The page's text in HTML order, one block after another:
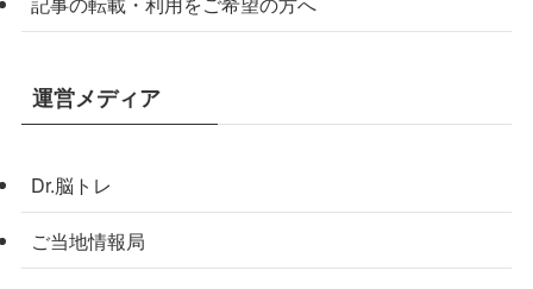
運営メディア
Dr.脳トレ
ご当地情報局